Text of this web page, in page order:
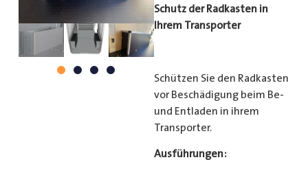
Schutz der Radkasten in
Ihrem Transporter
Schützen Sie den Radkasten
vor Beschädigung beim Be-
und Entladen in ihrem
Transporter.
Ausführungen: